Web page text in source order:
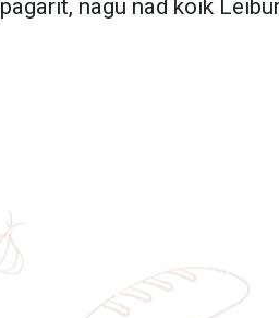
pagarit, nagu nad kõik